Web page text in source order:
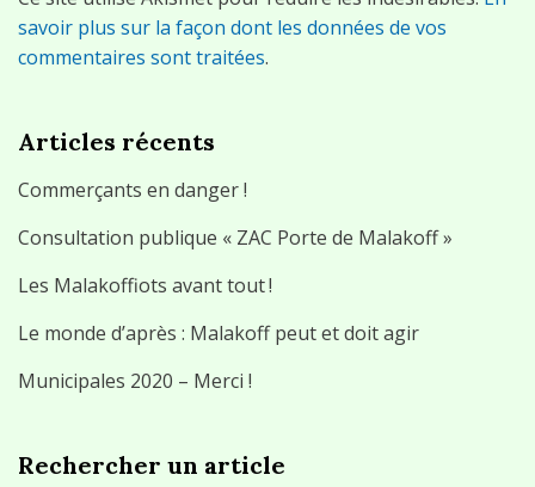
savoir plus sur la façon dont les données de vos
commentaires sont traitées.
Articles récents
Commerçants en danger !
Consultation publique « ZAC Porte de Malakoff »
Les Malakoffiots avant tout !
Le monde d’après : Malakoff peut et doit agir
Municipales 2020 – Merci !
Rechercher un article